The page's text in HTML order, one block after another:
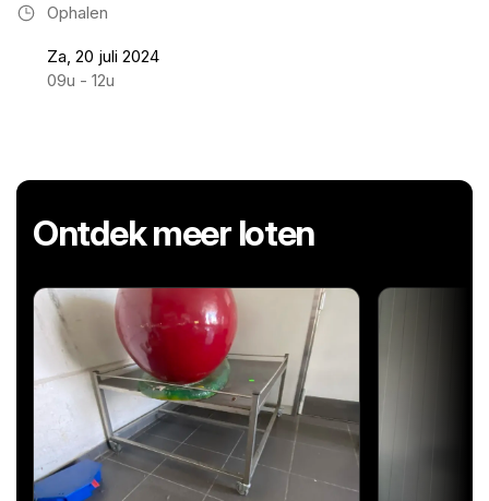
Ophalen
Za, 20 juli 2024
09u - 12u
Ontdek meer loten